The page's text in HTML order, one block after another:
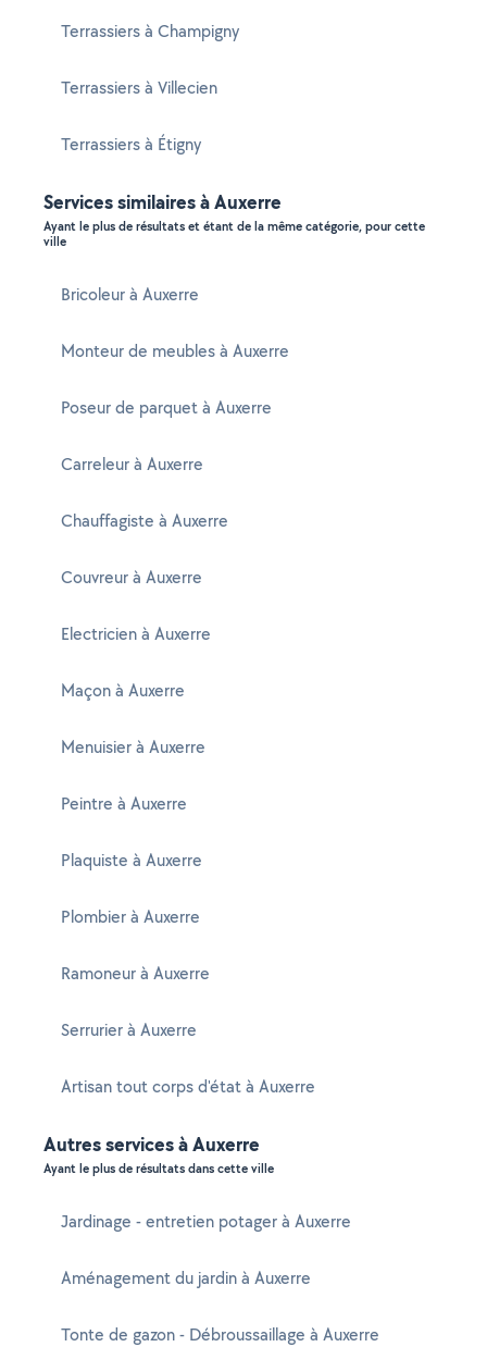
Terrassiers à Champigny
Terrassiers à Villecien
Terrassiers à Étigny
Services similaires à Auxerre
Ayant le plus de résultats et étant de la même catégorie, pour cette
ville
Bricoleur à Auxerre
Monteur de meubles à Auxerre
Poseur de parquet à Auxerre
Carreleur à Auxerre
Chauffagiste à Auxerre
Couvreur à Auxerre
Electricien à Auxerre
Maçon à Auxerre
Menuisier à Auxerre
Peintre à Auxerre
Plaquiste à Auxerre
Plombier à Auxerre
Ramoneur à Auxerre
Serrurier à Auxerre
Artisan tout corps d'état à Auxerre
Autres services à Auxerre
Ayant le plus de résultats dans cette ville
Jardinage - entretien potager à Auxerre
Aménagement du jardin à Auxerre
Tonte de gazon - Débroussaillage à Auxerre